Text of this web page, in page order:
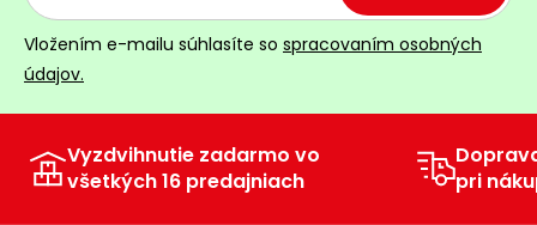
Vložením e-mailu súhlasíte so spracovaním osobných
údajov.
Vyzdvihnutie zadarmo vo
všetkých 16 predajniach
pri